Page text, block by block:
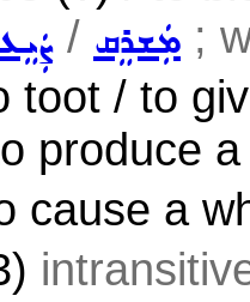
/ ܡܲܫܪܸܩ ;
toot / to
produce
cause a